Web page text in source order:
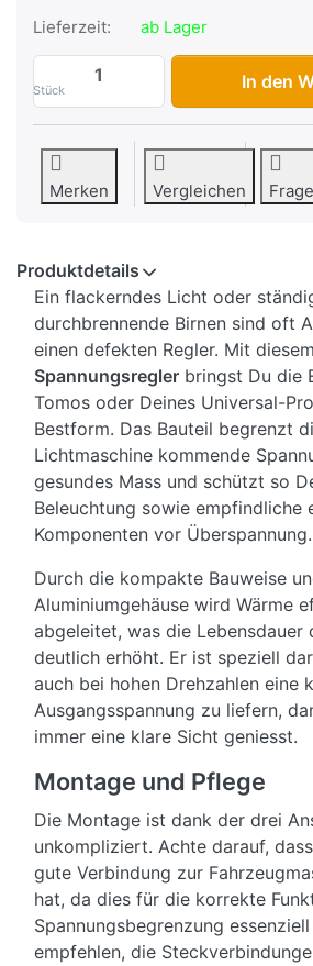
Lieferzeit: ab Lager
Stück
Spannungsregler
In den
Merken Vergleichen
Produktdetails
Ein flackerndes Licht oder
durchbrennende Birnen sind oft
einen defekten Regler. Mit diesem
Spannungsregler bringst Du die
Tomos oder Deines Universal-
Bestform. Das Bauteil begrenzt
Lichtmaschine kommende
gesundes Mass und schützt so
Beleuchtung sowie empfindliche
Komponenten vor Überspannung.
Durch die kompakte Bauweise
Aluminiumgehäuse wird Wärme
abgeleitet, was die Lebensdauer
deutlich erhöht. Er ist speziell
auch bei hohen Drehzahlen eine
Ausgangsspannung zu liefern,
immer eine klare Sicht geniesst.
Montage und Pflege
Die Montage ist dank der drei
unkompliziert. Achte darauf,
gute Verbindung zur
hat, da dies für die korrekte
Spannungsbegrenzung
empfehlen, die